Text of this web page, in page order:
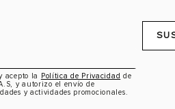
acepto la Política de Privacidad de
y autorizo el envío de
y actividades promocionales.